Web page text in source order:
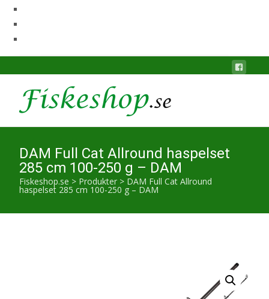
DAM Full Cat Allround haspelset
285 cm 100-250 g – DAM
Fiskeshop.se > Produkter > DAM Full Cat Allround
haspelset 285 cm 100-250 g – DAM